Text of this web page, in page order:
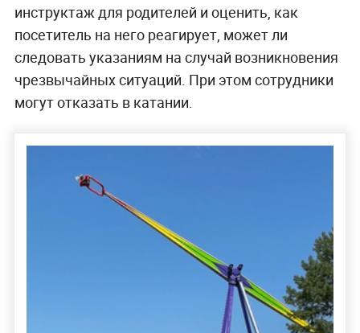
инструктаж для родителей и оценить, как
посетитель на него реагирует, может ли
следовать указаниям на случай возникновения
чрезвычайных ситуаций. При этом сотрудники
могут отказать в катании.